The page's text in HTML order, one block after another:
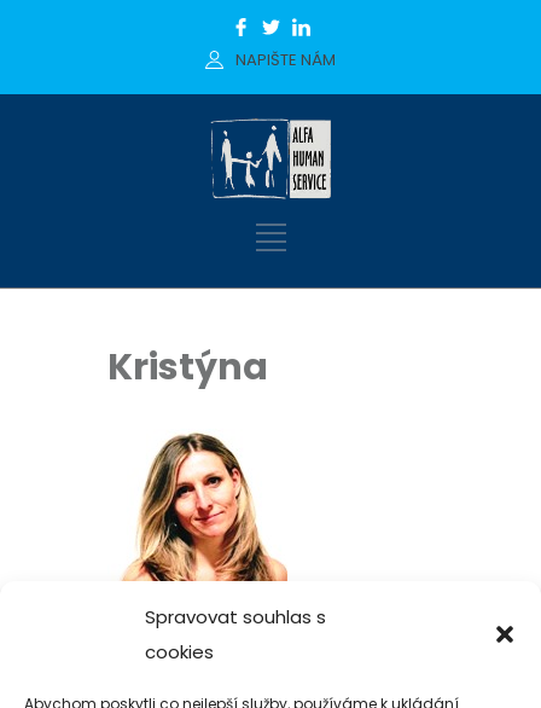
Spravovat souhlas s
cookies
Abychom poskytli co nejlepší služby, používáme k ukládání
NAPIŠTE NÁM
Kristýna